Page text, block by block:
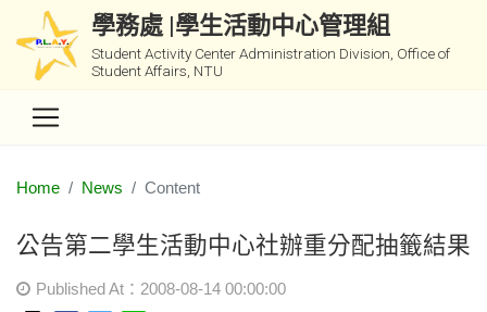
學務處 |學生活動中心管理組
Student Activity Center Administration Division, Office of
Student Affairs, NTU
Home News Content
公告第二學生活動中心社辦重分配抽籤結果
Published At：2008-08-14 00:00:00